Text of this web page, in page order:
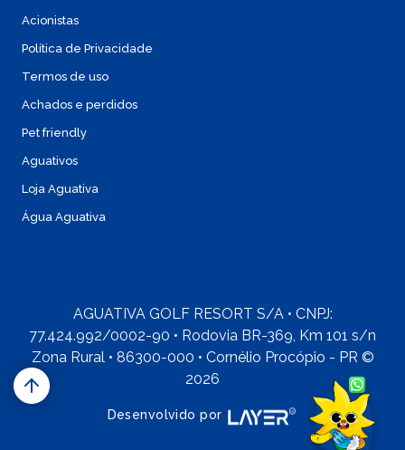
Acionistas
Política de Privacidade
Termos de uso
Achados e perdidos
Pet friendly
Aguativos
Loja Aguativa
Água Aguativa
AGUATIVA GOLF RESORT S/A • CNPJ:
77.424.992/0002-90 • Rodovia BR-369, Km 101 s/n
Zona Rural • 86300-000 • Cornélio Procópio - PR ©
2026
Desenvolvido por